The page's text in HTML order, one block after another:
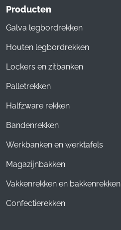
Producten
Galva legbordrekken
Houten legbordrekken
Lockers en zitbanken
Palletrekken
Halfzware rekken
Bandenrekken
Werkbanken en werktafels
Magazijnbakken
Vakkenrekken en bakkenrekken
Confectierekken